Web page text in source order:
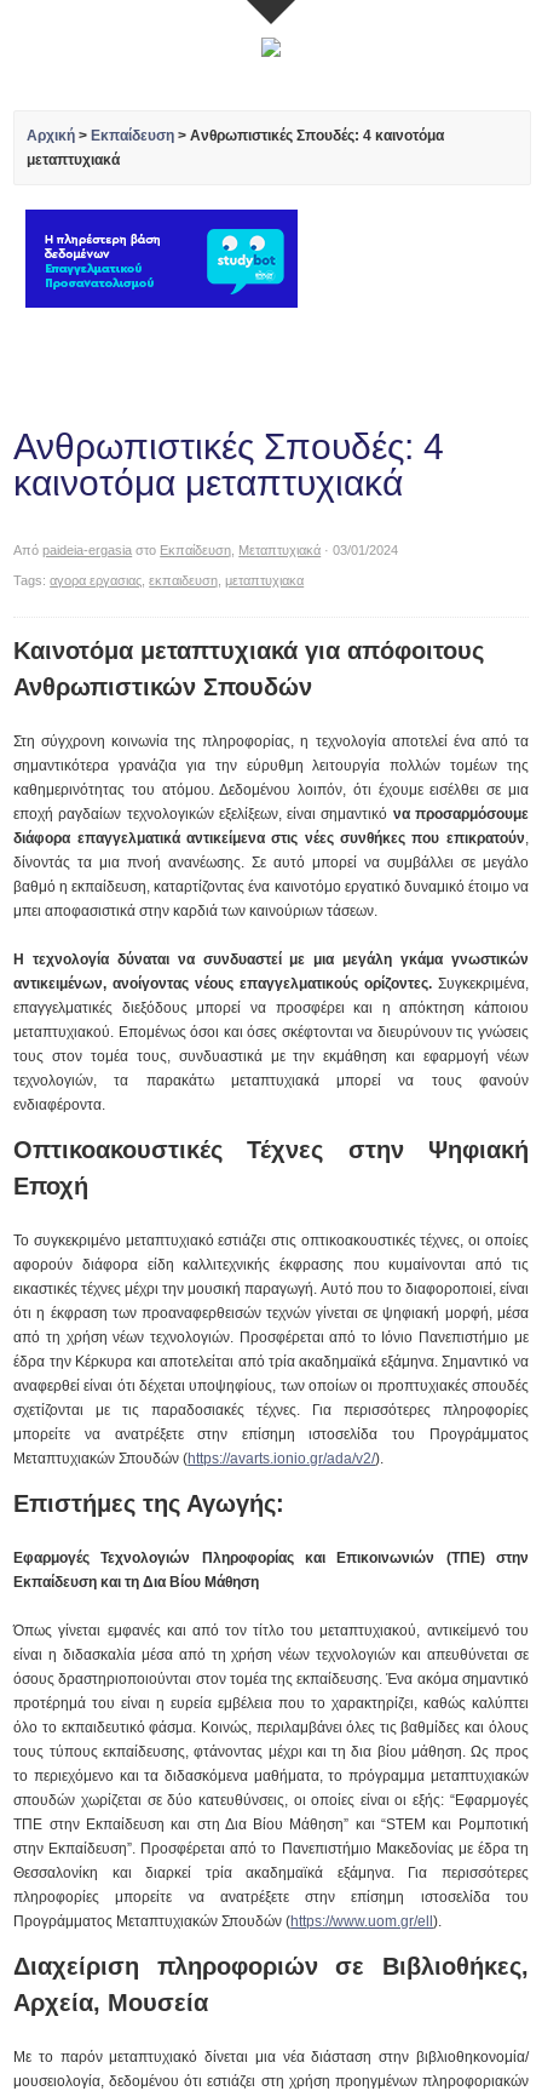
Αρχική >Εκπαίδευση >Ανθρωπιστικές Σπουδές: 4 καινοτόμα
μεταπτυχιακά
Ανθρωπιστικές Σπουδές: 4
καινοτόμα μεταπτυχιακά
Απόpaideia-ergasia στο Εκπαίδευση Μεταπτυχιακά · 03/01/2024
Tags:αγορα εργασιας ,εκπαιδευση ,μεταπτυχιακα
Καινοτόμα μεταπτυχιακά για απόφοιτους
Ανθρωπιστικών Σπουδών
Στη σύγχρονη κοινωνία της πληροφορίας, η τεχνολογία αποτελεί ένα από τα
σημαντικότερα γρανάζια για την εύρυθμη λειτουργία πολλών τομέων της
καθημερινότητας του ατόμου. Δεδομένου λοιπόν, ότι έχουμε εισέλθει σε μια
εποχή ραγδαίων τεχνολογικών εξελίξεων, είναι σημαντικό να προσαρμόσουμε
διάφορα επαγγελματικά αντικείμενα στις νέες συνθήκες που επικρατούν,
δίνοντάς τα μια πνοή ανανέωσης. Σε αυτό μπορεί να συμβάλλει σε μεγάλο
βαθμό η εκπαίδευση, καταρτίζοντας ένα καινοτόμο εργατικό δυναμικό έτοιμο να
μπει αποφασιστικά στην καρδιά των καινούριων τάσεων.
Η τεχνολογία δύναται να συνδυαστεί με μια μεγάλη γκάμα γνωστικών
αντικειμένων, ανοίγοντας νέους επαγγελματικούς ορίζοντες.Συγκεκριμένα,
επαγγελματικές διεξόδους μπορεί να προσφέρει και η απόκτηση κάποιου
μεταπτυχιακού. Επομένως όσοι και όσες σκέφτονται να διευρύνουν τις γνώσεις
τους στον τομέα τους, συνδυαστικά με την εκμάθηση και εφαρμογή νέων
τεχνολογιών, τα παρακάτω μεταπτυχιακά μπορεί να τους φανούν
ενδιαφέροντα.
Οπτικοακουστικές Τέχνες στην Ψηφιακή
Εποχή
Το συγκεκριμένο μεταπτυχιακό εστιάζει στις οπτικοακουστικές τέχνες, οι οποίες
αφορούν διάφορα είδη καλλιτεχνικής έκφρασης που κυμαίνονται από τις
εικαστικές τέχνες μέχρι την μουσική παραγωγή. Αυτό που το διαφοροποιεί, είναι
ότι η έκφραση των προαναφερθεισών τεχνών γίνεται σε ψηφιακή μορφή, μέσα
από τη χρήση νέων τεχνολογιών. Προσφέρεται από το Ιόνιο Πανεπιστήμιο με
έδρα την Κέρκυρα και αποτελείται από τρία ακαδημαϊκά εξάμηνα. Σημαντικό να
αναφερθεί είναι ότι δέχεται υποψηφίους, των οποίων οι προπτυχιακές σπουδές
σχετίζονται με τις παραδοσιακές τέχνες. Για περισσότερες πληροφορίες
μπορείτε να ανατρέξετε στην επίσημη ιστοσελίδα του Προγράμματος
Μεταπτυχιακών Σπουδών (https://avarts.ionio.gr/ada/v2/).
Επιστήμες της Αγωγής:
Εφαρμογές Τεχνολογιών Πληροφορίας και Επικοινωνιών (ΤΠΕ) στην
Εκπαίδευση και τη Δια Βίου Μάθηση
Όπως γίνεται εμφανές και από τον τίτλο του μεταπτυχιακού, αντικείμενό του
είναι η διδασκαλία μέσα από τη χρήση νέων τεχνολογιών και απευθύνεται σε
όσους δραστηριοποιούνται στον τομέα της εκπαίδευσης. Ένα ακόμα σημαντικό
προτέρημά του είναι η ευρεία εμβέλεια που το χαρακτηρίζει, καθώς καλύπτει
όλο το εκπαιδευτικό φάσμα. Κοινώς, περιλαμβάνει όλες τις βαθμίδες και όλους
τους τύπους εκπαίδευσης, φτάνοντας μέχρι και τη δια βίου μάθηση. Ως προς
το περιεχόμενο και τα διδασκόμενα μαθήματα, το πρόγραμμα μεταπτυχιακών
σπουδών χωρίζεται σε δύο κατευθύνσεις, οι οποίες είναι οι εξής: “Εφαρμογές
ΤΠΕ στην Εκπαίδευση και στη Δια Βίου Μάθηση” και “STEM και Ρομποτική
στην Εκπαίδευση”. Προσφέρεται από το Πανεπιστήμιο Μακεδονίας με έδρα τη
Θεσσαλονίκη και διαρκεί τρία ακαδημαϊκά εξάμηνα. Για περισσότερες
πληροφορίες μπορείτε να ανατρέξετε στην επίσημη ιστοσελίδα του
Προγράμματος Μεταπτυχιακών Σπουδών (https://www.uom.gr/ell).
Διαχείριση πληροφοριών σε Βιβλιοθήκες,
Αρχεία, Μουσεία
Με το παρόν μεταπτυχιακό δίνεται μια νέα διάσταση στην βιβλιοθηκονομία/
μουσειολογία, δεδομένου ότι εστιάζει στη χρήση προηγμένων πληροφοριακών